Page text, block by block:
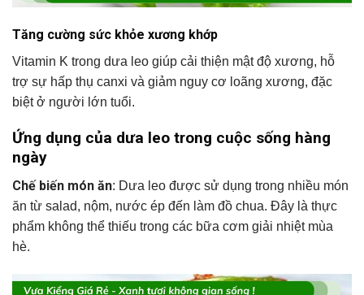
Tăng cường sức khỏe xương khớp
Vitamin K trong dưa leo giúp cải thiện mật độ xương, hỗ
trợ sự hấp thụ canxi và giảm nguy cơ loãng xương, đặc
biệt ở người lớn tuổi.
Ứng dụng của dưa leo trong cuộc sống hàng
ngày
Chế biến món ăn: Dưa leo được sử dụng trong nhiều món
ăn từ salad, nộm, nước ép đến làm đồ chua. Đây là thực
phẩm không thể thiếu trong các bữa cơm giải nhiệt mùa
hè.